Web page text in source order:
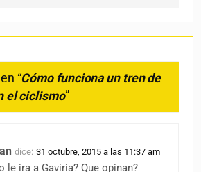
“Cómo funciona un tren de
el ciclismo”
dice: 31 octubre, 2015 a las 11:37 am
le ira a Gaviria? Que opinan?